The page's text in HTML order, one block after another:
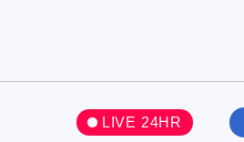
LIVE 24HR